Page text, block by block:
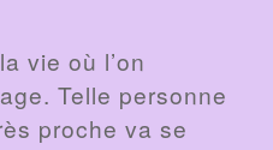
vie où l’on
Telle personne
proche va se